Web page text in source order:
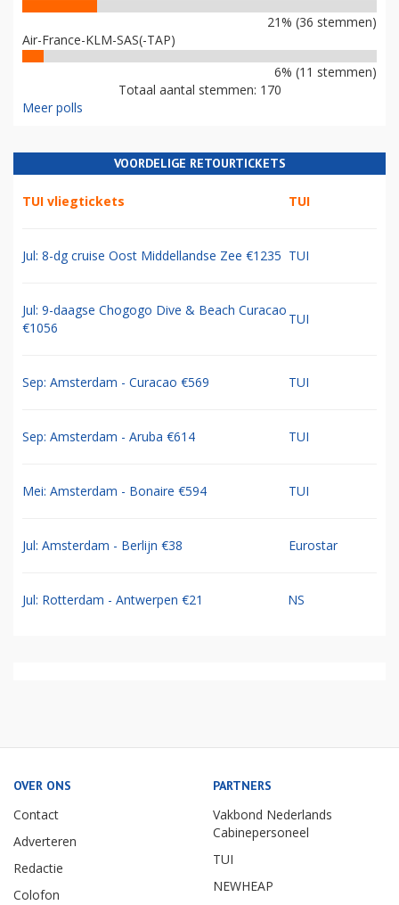
21% (36 stemmen)
Air-France-KLM-SAS(-TAP)
6% (11 stemmen)
Totaal aantal stemmen: 170
Meer polls
VOORDELIGE RETOURTICKETS
TUI vliegtickets TUI
Jul: 8-dg cruise Oost Middellandse Zee €1235 TUI
Jul: 9-daagse Chogogo Dive & Beach Curacao
€1056
TUI
Sep: Amsterdam - Curacao €569 TUI
Sep: Amsterdam - Aruba €614 TUI
Mei: Amsterdam - Bonaire €594 TUI
Jul: Amsterdam - Berlijn €38 Eurostar
Jul: Rotterdam - Antwerpen €21 NS
OVER ONS
Contact
Adverteren
Redactie
Colofon
PARTNERS
Vakbond Nederlands
Cabinepersoneel
TUI
NEWHEAP